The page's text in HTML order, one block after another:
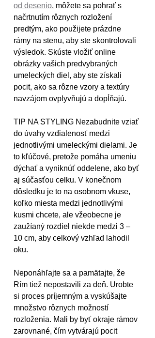
od desenio, môžete sa pohrať s
načrtnutím rôznych rozložení
predtým, ako použijete prázdne
rámy na stenu, aby ste skontrolovali
výsledok. Skúste vložiť online
obrázky vašich predvybraných
umeleckých diel, aby ste získali
pocit, ako sa rôzne vzory a textúry
navzájom ovplyvňujú a dopĺňajú.
TIP NA STYLING Nezabudnite vziať
do úvahy vzdialenosť medzi
jednotlivými umeleckými dielami. Je
to kľúčové, pretože pomáha umeniu
dýchať a vyniknúť oddelene, ako byť
aj súčasťou celku. V konečnom
dôsledku je to na osobnom vkuse,
koľko miesta medzi jednotlivými
kusmi chcete, ale vžeobecne je
zaužíaný rozdiel niekde medzi 3 –
10 cm, aby celkový vzhľad lahodil
oku.
Neponáhľajte sa a pamätajte, že
Rím tiež nepostavili za deň. Urobte
si proces príjemným a vyskúšajte
množstvo rôznych možností
rozloženia. Mali by byť okraje rámov
zarovnané, čím vytvárajú pocit